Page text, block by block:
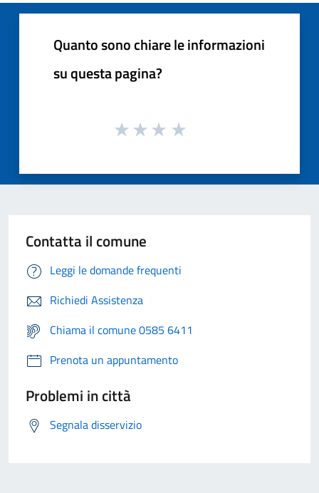
Quanto sono chiare le informazioni
su questa pagina?
Contatta il comune
Leggi le domande frequenti
Richiedi Assistenza
Chiama il comune 0585 6411
Prenota un appuntamento
Problemi in città
Segnala disservizio